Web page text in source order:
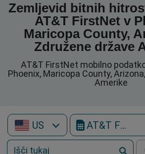
Zemljevid bitnih
AT&T FirstNet v
Maricopa County,
Združene države
AT&T FirstNet mobilno
Phoenix, Maricopa County,
Amerike
US AT&T FirstNet